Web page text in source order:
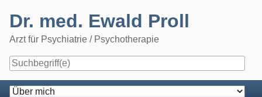
content
Dr. med. Ewald Proll
Arzt für Psychiatrie / Psychotherapie
Navigation